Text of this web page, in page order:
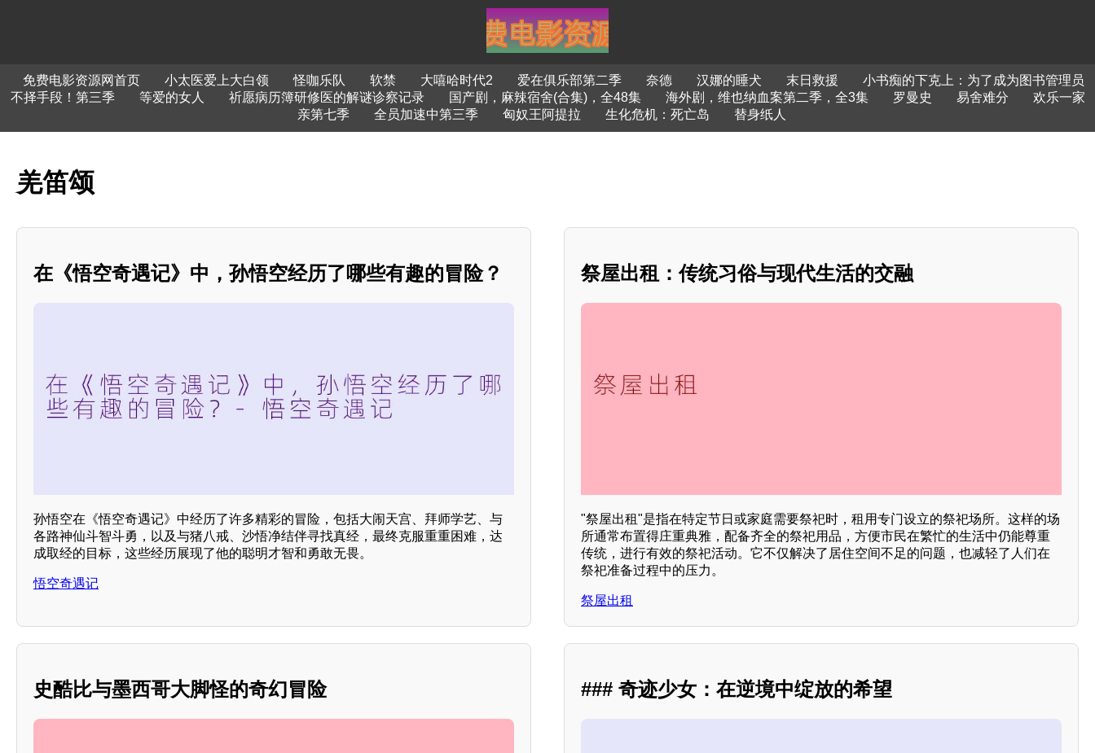
免费电影资源网首页 小太医爱上大白领 怪咖乐队 软禁 大嘻哈时代2 爱在俱乐部第二季 奈德 汉娜的睡犬 末日救援
小书痴的下克上：为了成为图书管理员
不择手段！第三季
等爱的女人 祈愿病历簿研修医的解谜诊察记录 国产剧，麻辣宿舍(合集)，全48集 海外剧，维也纳血案第二季，全3集 罗曼史 易舍难分
欢乐一家
亲第七季
全员加速中第三季 匈奴王阿提拉 生化危机：死亡岛 替身纸人
羌笛颂
在《悟空奇遇记》中，孙悟空经历了哪些有趣的冒险？
孙悟空在《悟空奇遇记》中经历了许多精彩的冒险，包括大闹天宫、拜师学艺、与
各路神仙斗智斗勇，以及与猪八戒、沙悟净结伴寻找真经，最终克服重重困难，达
成取经的目标，这些经历展现了他的聪明才智和勇敢无畏。
悟空奇遇记
祭屋出租：传统习俗与现代生活的交融
"祭屋出租"是指在特定节日或家庭需要祭祀时，租用专门设立的祭祀场所。这样的场
所通常布置得庄重典雅，配备齐全的祭祀用品，方便市民在繁忙的生活中仍能尊重
传统，进行有效的祭祀活动。它不仅解决了居住空间不足的问题，也减轻了人们在
祭祀准备过程中的压力。
祭屋出租
史酷比与墨西哥大脚怪的奇幻冒险 ### 奇迹少女：在逆境中绽放的希望